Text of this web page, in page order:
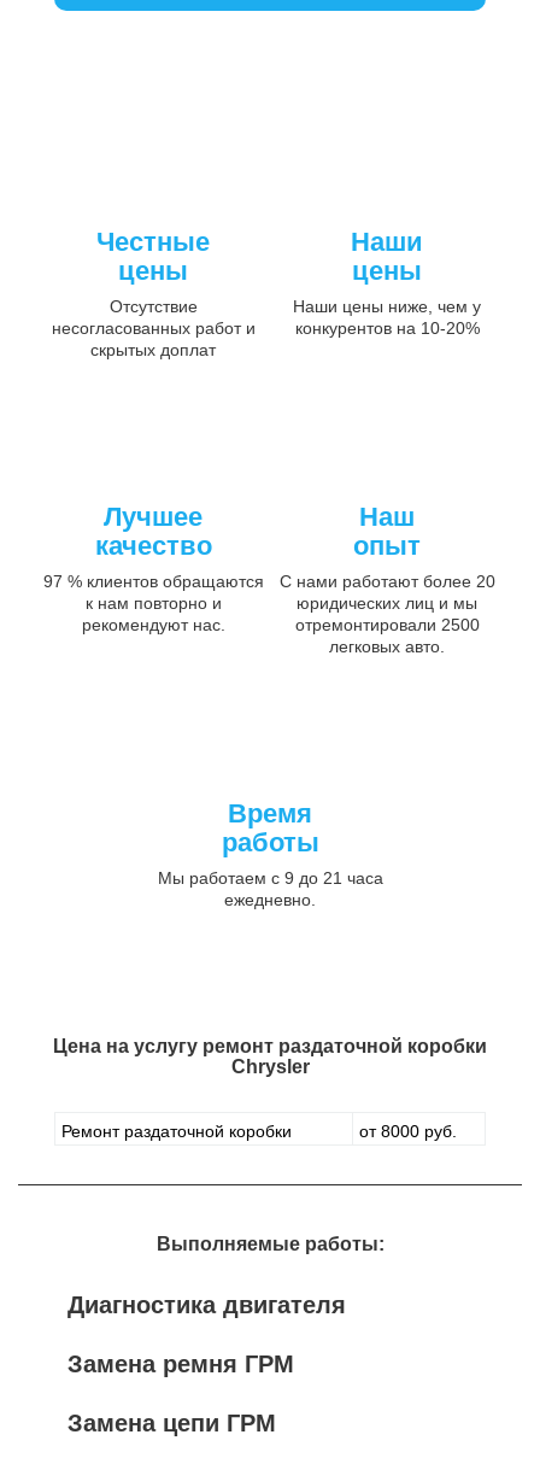
Честные
цены
Отсутствие
несогласованных работ и
скрытых доплат
Наши
цены
Наши цены ниже, чем у
конкурентов на 10-20%
Лучшее
качество
97 % клиентов обращаются
к нам повторно и
рекомендуют нас.
Наш
опыт
С нами работают более 20
юридических лиц и мы
отремонтировали 2500
легковых авто.
Время
работы
Мы работаем с 9 до 21 часа
ежедневно.
Цена на услугу ремонт раздаточной коробки
Chrysler
Ремонт раздаточной коробки от 8000 руб.
Выполняемые работы:
Диагностика двигателя
Замена ремня ГРМ
Замена цепи ГРМ